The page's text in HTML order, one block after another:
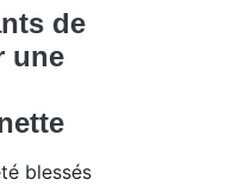
de
une
blessés